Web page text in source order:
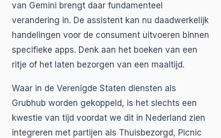
van Gemini brengt daar fundamenteel
verandering in. De assistent kan nu daadwerkelijk
handelingen voor de consument uitvoeren binnen
specifieke apps. Denk aan het boeken van een
ritje of het laten bezorgen van een maaltijd.
Waar in de Verenigde Staten diensten als
Grubhub worden gekoppeld, is het slechts een
kwestie van tijd voordat we dit in Nederland zien
integreren met partijen als Thuisbezorgd, Picnic